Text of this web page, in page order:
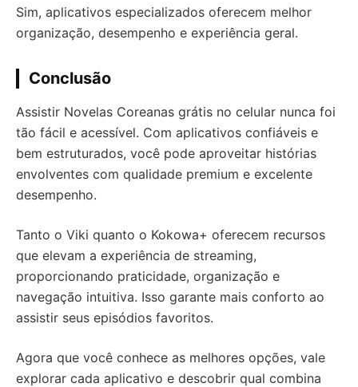
Sim, aplicativos especializados oferecem melhor
organização, desempenho e experiência geral.
Conclusão
Assistir Novelas Coreanas grátis no celular nunca foi
tão fácil e acessível. Com aplicativos confiáveis e
bem estruturados, você pode aproveitar histórias
envolventes com qualidade premium e excelente
desempenho.
Tanto o Viki quanto o Kokowa+ oferecem recursos
que elevam a experiência de streaming,
proporcionando praticidade, organização e
navegação intuitiva. Isso garante mais conforto ao
assistir seus episódios favoritos.
Agora que você conhece as melhores opções, vale
explorar cada aplicativo e descobrir qual combina